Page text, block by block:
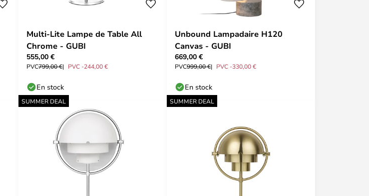
Multi-Lite Lampe de Table All
Chrome - GUBI
555,00 €
PVC799,00 € PVC -244,00 €
En stock
Unbound Lampadaire H120
Canvas - GUBI
669,00 €
PVC999,00 € PVC -330,00 €
En stock
SUMMER DEAL SUMMER DEAL